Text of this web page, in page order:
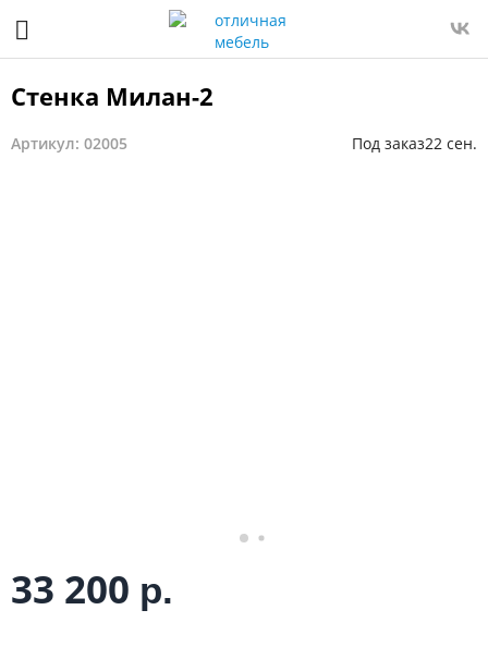
Стенка Милан-2
Артикул: 02005 Под заказ22 сен.
33 200 р.